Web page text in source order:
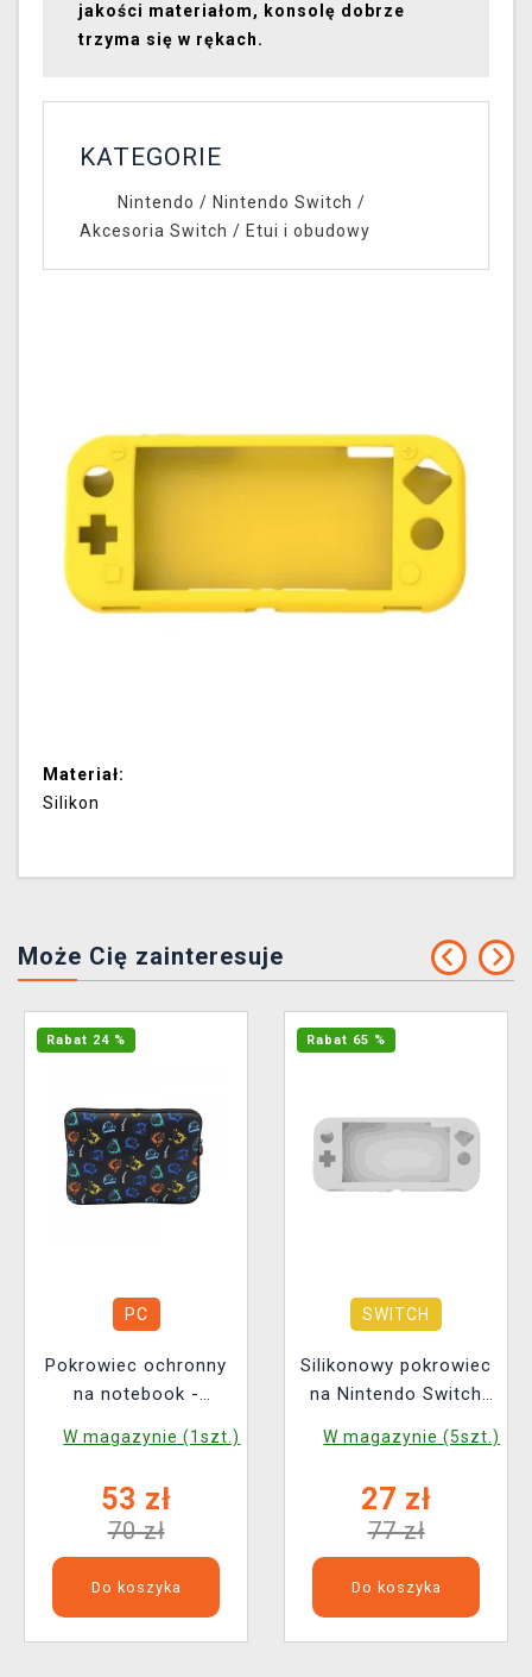
jakości materiałom, konsolę dobrze
trzyma się w rękach.
KATEGORIE
Nintendo / Nintendo Switch /
Akcesoria Switch / Etui i obudowy
Materiał:
Silikon
Może Cię zainteresuje
Rabat 24 %
PC
Pokrowiec ochronny
na notebook -
W magazynie (1szt.)
53 zł
70 zł
Do koszyka
Rabat 65 %
SWITCH
Silikonowy pokrowiec
na Nintendo Switch
W magazynie (5szt.)
27 zł
77 zł
Do koszyka